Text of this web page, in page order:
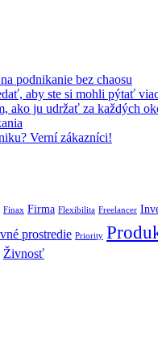
podnikanie bez chaosu
aby ste si mohli pýtať
ako ju udržať za každých
Verní zákazníci!
Finax Firma Flexibilita Freelancer
prostredie Priority
Živnosť